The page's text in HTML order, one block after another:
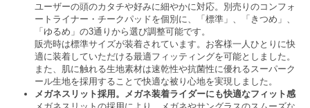
ユーザーの頭のカタチや好みに細やかに対応。別売りのコンフォ
ートライナー・チークパッドを個別に、「標準」、「きつめ」、
「ゆるめ」の3通りから選び調整可能です。
販売時は標準サイズが装着されています。お客様一人ひとりに快
適に装着していただける最適フィッティングを可能としました。
また、肌に触れる生地素材は速乾性や抗菌性に優れるスーパーク
ール生地を採用することで快適な被り心地を実現しました。
メガネスリット採用。メガネ装着ライダーにも快適なフィット感